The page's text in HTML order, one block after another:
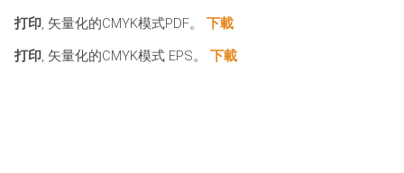
打印 , 矢量化的CMYK模式PDF。 下載
打印 , 矢量化的CMYK模式 EPS。 下載